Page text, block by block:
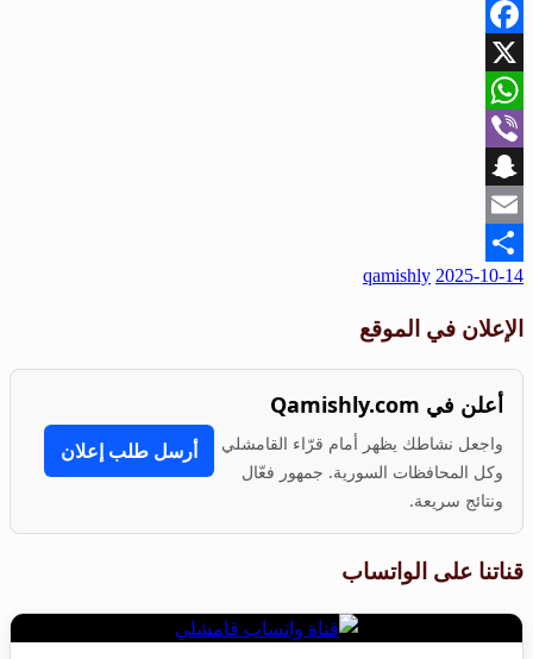
Facebook
X
WhatsApp
Viber
Snapchat
Email
Share
نُشر
2025-10-14
qamishly
الإعلان في الموقع
أعلن في Qamishly.com
واجعل نشاطك يظهر أمام قرّاء القامشلي
وكل المحافظات السورية. جمهور فعّال
ونتائج سريعة.
أرسل طلب إعلان
قناتنا على الواتساب